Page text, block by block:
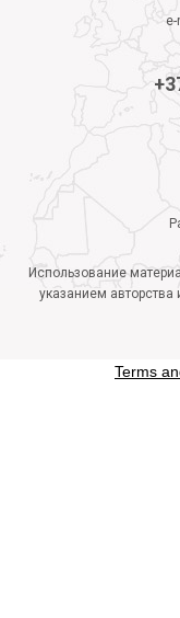
Использование
указанием
Terms